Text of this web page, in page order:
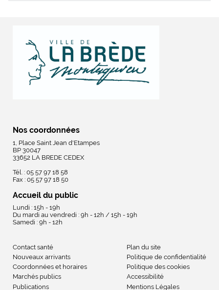
Nos coordonnées
1, Place Saint Jean d'Etampes
BP 30047
33652 LA BREDE CEDEX
Tél. : 05 57 97 18 58
Fax : 05 57 97 18 50
Accueil du public
Lundi : 15h - 19h
Du mardi au vendredi : 9h - 12h / 15h - 19h
Samedi : 9h - 12h
Contact santé
Nouveaux arrivants
Coordonnées et horaires
Marchés publics
Publications
Plan du site
Politique de confidentialité
Politique des cookies
Accessibilité
Mentions Légales